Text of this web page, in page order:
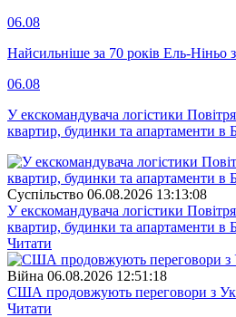
06.08
Найсильніше за 70 років Ель-Ніньо
06.08
У екскомандувача логістики
квартир, будинки та апартаменти в
Суспiльство 06.08.2026 13:13:08
У екскомандувача логістики
квартир, будинки та апартаменти в
Читати
Війна 06.08.2026 12:51:18
США продовжують переговори з
Читати